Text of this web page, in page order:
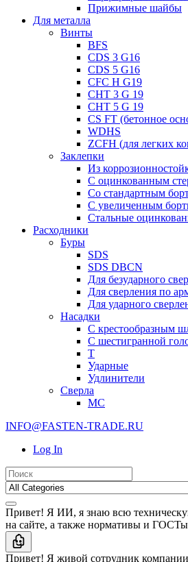
Прижимные шайбы
Для металла
Винты
BFS
CDS 3 G16
CDS 5 G16
CFC H G19
CHT 3 G 19
CHT 5 G 19
CS FT (бетонное
WDHS
ZCFH (для легких
Заклепки
Из
С оцинкованным
Со стандартным
С увеличенным
Стальные
Расходники
Буры
SDS
SDS DBCN
Для безударного
Для сверления по
Для ударного
Насадки
С крестообразным
С шестигранной
T
Ударные
Удлинители
Сверла
МС
INFO@FASTEN-TRADE.RU
Log In
Привет! Я ИИ, я знаю всю
на сайте, а также нормативы и
Привет! Я живой сотрудник